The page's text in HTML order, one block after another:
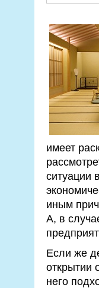
имеет
ситуации
иным
А, в
Если же
открытии
него